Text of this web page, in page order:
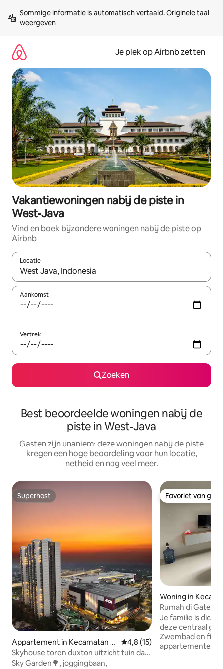
direct
naar
Sommige informatie is automatisch vertaald. Originele taal
weergeven
Je plek op Airbnb zetten
Vakantiewoningen nabij de piste in
West-Java
Vind en boek bijzondere woningen nabij de piste op
Airbnb
Locatie
Wanneer er resultaten beschikbaar zijn, maak je een keuze
Aankomst
Vertrek
Zoeken
Best beoordeelde woningen nabij de
piste in West-Java
Gasten zijn unaniem: deze woningen nabij de piste
kregen een hoge beoordeling voor hun locatie,
netheid en nog veel meer.
Superhost
Superhost
Appartement in Kecamatan P
agedangan
Gemiddelde beoordeling van
4,8 (15)
Skyhouse toren duxton uitzicht tuin dan
zwembad
Sky Garden🌳, joggingbaan,
Favoriet van
Favoriet van
Woning in
di
Rumah di
Je familie is dicht
deze centraal
Zwembad en
appartementen